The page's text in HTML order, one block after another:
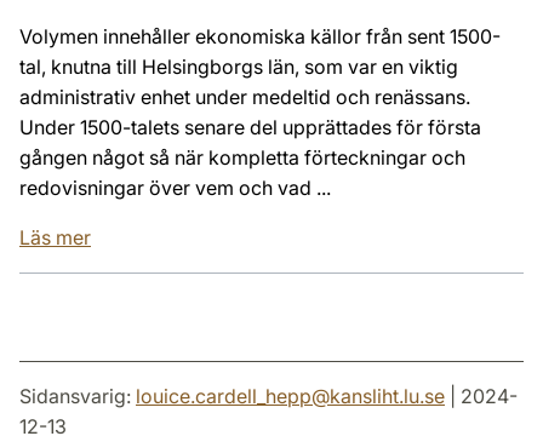
Volymen innehåller ekonomiska källor från sent 1500-
tal, knutna till Helsingborgs län, som var en viktig
administrativ enhet under medeltid och renässans.
Under 1500-talets senare del upprättades för första
gången något så när kompletta förteckningar och
redovisningar över vem och vad ...
Läs mer
Sidansvarig: louice.cardell_hepp@kansliht.lu.se | 2024-
12-13